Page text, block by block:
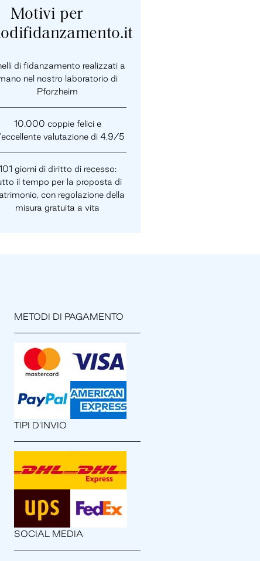
Motivi per
di fidanzamento realizzati a
nel nostro laboratorio di
Pforzheim
10.000 coppie felici e
valutazione di 4,9/5
giorni di diritto di recesso:
il tempo per la proposta di
con regolazione della
misura gratuita a vita
METODI DI PAGAMENTO
TIPI D'INVIO
SOCIAL MEDIA